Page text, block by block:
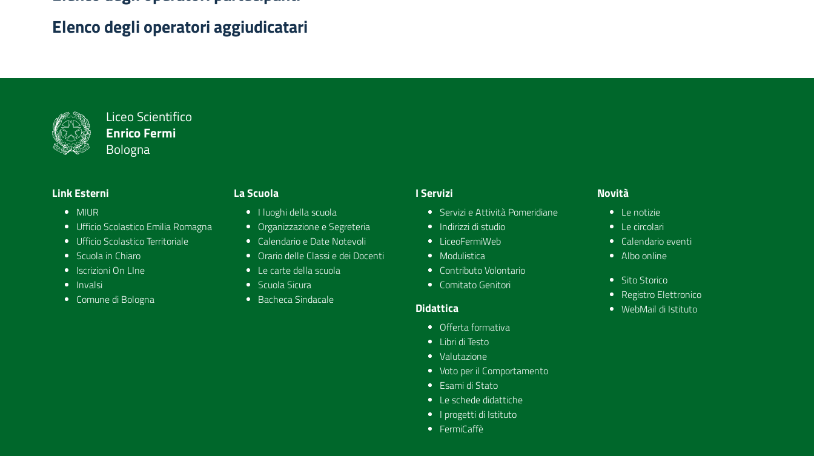
Elenco degli operatori aggiudicatari
Liceo Scientifico
Enrico Fermi
Bologna
Link Esterni
MIUR
Ufficio Scolastico Emilia Romagna
Ufficio Scolastico Territoriale
Scuola in Chiaro
Iscrizioni On LIne
Invalsi
Comune di Bologna
La Scuola
I luoghi della scuola
Organizzazione e Segreteria
Calendario e Date Notevoli
Orario delle Classi e dei Docenti
Le carte della scuola
Scuola Sicura
Bacheca Sindacale
I Servizi
Servizi e Attività Pomeridiane
Indirizzi di studio
LiceoFermiWeb
Modulistica
Contributo Volontario
Comitato Genitori
Didattica
Offerta formativa
Libri di Testo
Valutazione
Voto per il Comportamento
Esami di Stato
Le schede didattiche
I progetti di Istituto
FermiCaffè
Novità
Le notizie
Le circolari
Calendario eventi
Albo online
Sito Storico
Registro Elettronico
WebMail di Istituto